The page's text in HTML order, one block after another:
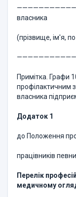
власника
(прізвище, ім'я,
Примітка. Графи
профілактичним
власника
Додаток 1
до Положення
працівників
Перелік
медичному